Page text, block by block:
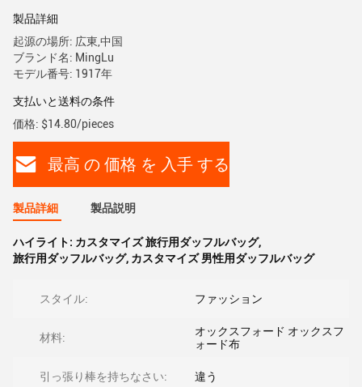
製品詳細
起源の場所: 広東,中国
ブランド名: MingLu
モデル番号: 1917年
支払いと送料の条件
価格: $14.80/pieces
最高 の 価格 を 入手 する
製品詳細 製品説明
ハイライト: カスタマイズ 旅行用ダッフルバッグ,
旅行用ダッフルバッグ, カスタマイズ 男性用ダッフルバッグ
スタイル: ファッション
材料:
オックスフォード オックスフ
ォード布
引っ張り棒を持ちなさい: 違う